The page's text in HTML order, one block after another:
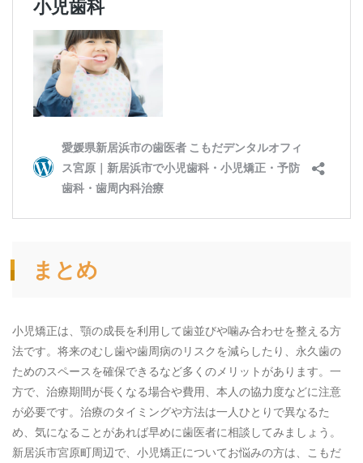
まとめ
小児矯正は、顎の成長を利用して歯並びや噛み合わせを整える方
法です。将来のむし歯や歯周病のリスクを減らしたり、永久歯の
ためのスペースを確保できるなど多くのメリットがあります。一
方で、治療期間が長くなる場合や費用、本人の協力度などに注意
が必要です。治療のタイミングや方法は一人ひとりで異なるた
め、気になることがあれば早めに歯医者に相談してみましょう。
新居浜市宮原町周辺で、小児矯正についてお悩みの方は、こもだ